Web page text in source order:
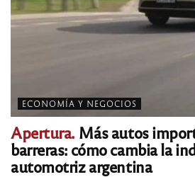
ECONOMÍA Y NEGOCIOS
Apertura. Más autos
barreras: cómo cambia la
automotriz argentina